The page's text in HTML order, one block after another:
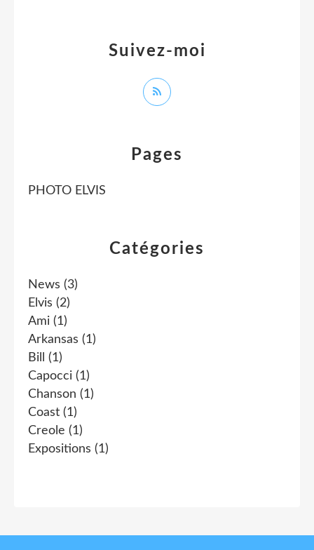
Catégories
News (3)
Elvis (2)
Ami (1)
Arkansas (1)
Bill
(1)
Capocci (1)
Chanson (1)
Coast (1)
Creole (1)
Expositions (1)
Pages
PHOTO ELVIS
Suivez-moi